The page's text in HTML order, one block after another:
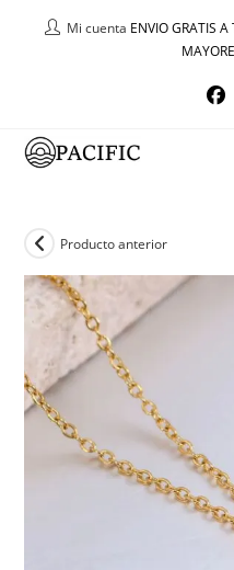
Mi cuenta ENVIO GRATIS
Producto anterior